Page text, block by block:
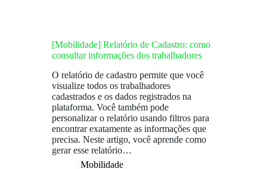
[Mobilidade] Relatório de Cadastro: como
consultar informações dos trabalhadores
O relatório de cadastro permite que você
visualize todos os trabalhadores
cadastrados e os dados registrados na
plataforma. Você também pode
personalizar o relatório usando filtros para
encontrar exatamente as informações que
precisa. Neste artigo, você aprende como
gerar esse relatório…
Mobilidade